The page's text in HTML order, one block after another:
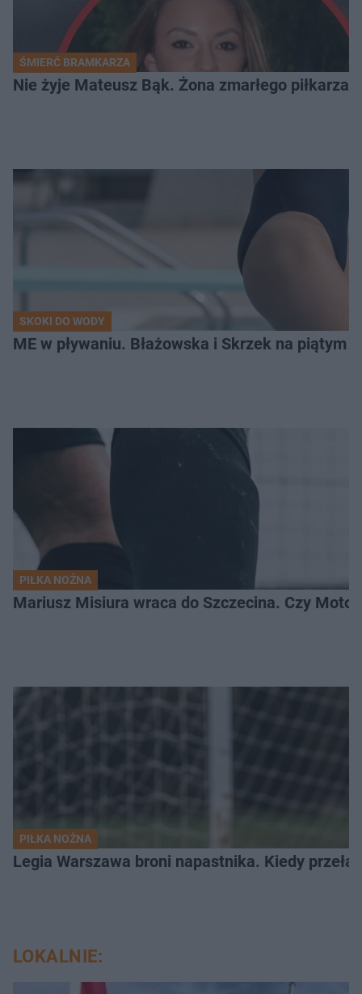
ŚMIERĆ BRAMKARZA
Nie żyje Mateusz Bąk. Żona zmarłego piłkarza
SKOKI DO WODY
ME w pływaniu. Błażowska i Skrzek na piątym
PIŁKA NOŻNA
Mariusz Misiura wraca do Szczecina. Czy
PIŁKA NOŻNA
Legia Warszawa broni napastnika. Kiedy
LOKALNIE: